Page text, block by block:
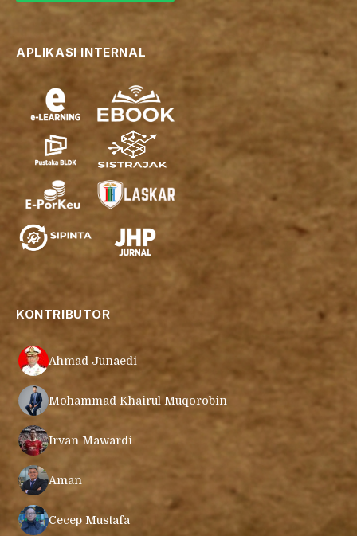
APLIKASI INTERNAL
KONTRIBUTOR
Ahmad Junaedi
Mohammad Khairul Muqorobin
Irvan Mawardi
Aman
Cecep Mustafa